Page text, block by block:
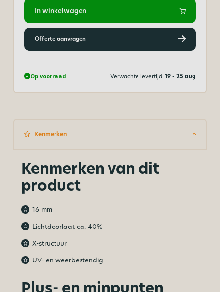
400x98
(lxb)
aantal
In winkelwagen
Offerte aanvragen
Op voorraad Verwachte levertijd:19 - 25 aug
Kenmerken
Kenmerken van dit
product
16 mm
Lichtdoorlaat ca. 40%
X-structuur
UV- en weerbestendig
Plus- en minpunten